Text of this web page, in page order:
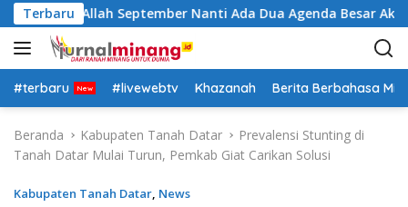
a
g
u
Terbaru
Insya Allah September Nanti Ada Dua Agenda Besar Akan
#terbaru #livewebtv Khazanah Berita Berbahasa
Beranda Kabupaten Tanah Datar
Prevalensi Stunting di
Tanah Datar Mulai Turun, Pemkab Giat Carikan Solusi
Kabupaten Tanah Datar, News